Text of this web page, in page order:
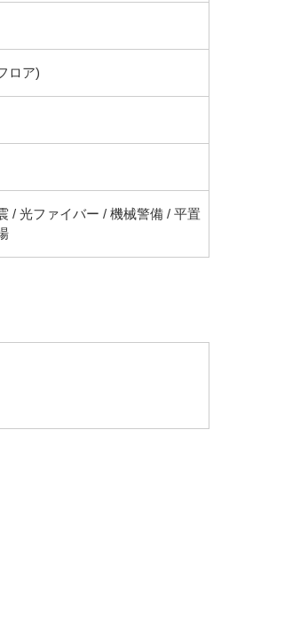
ロア)
/ 光ファイバー / 機械警備 / 平置